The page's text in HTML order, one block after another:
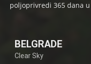
poljoprivredi 365 dana
BELGRADE
Clear Sky